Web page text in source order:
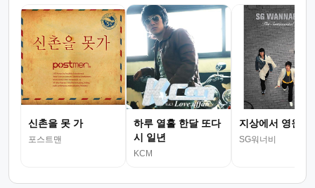
신촌을 못 가
포스트맨
하루 열흘 한달 또다
시 일년
KCM
지상에서 영원으
SG워너비